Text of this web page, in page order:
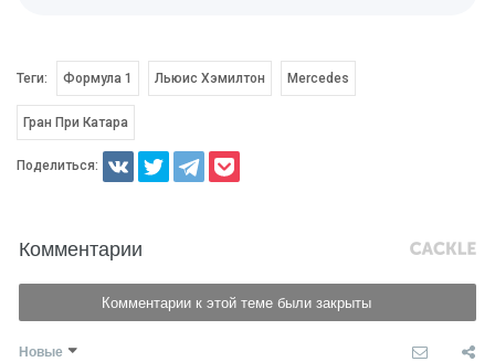
Теги: Формула 1 Льюис Хэмилтон Mercedes
Гран При Катара
Поделиться:
Комментарии
Комментарии к этой теме были закрыты
Новые